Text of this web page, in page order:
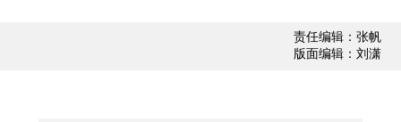
责任编辑：张帆
版面编辑：刘潇